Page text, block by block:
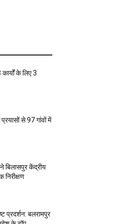
के लिए 3
प्रयासों से 97 गांवों में
बिलासपुर केंद्रीय
प्रदर्शन: बलरामपुर